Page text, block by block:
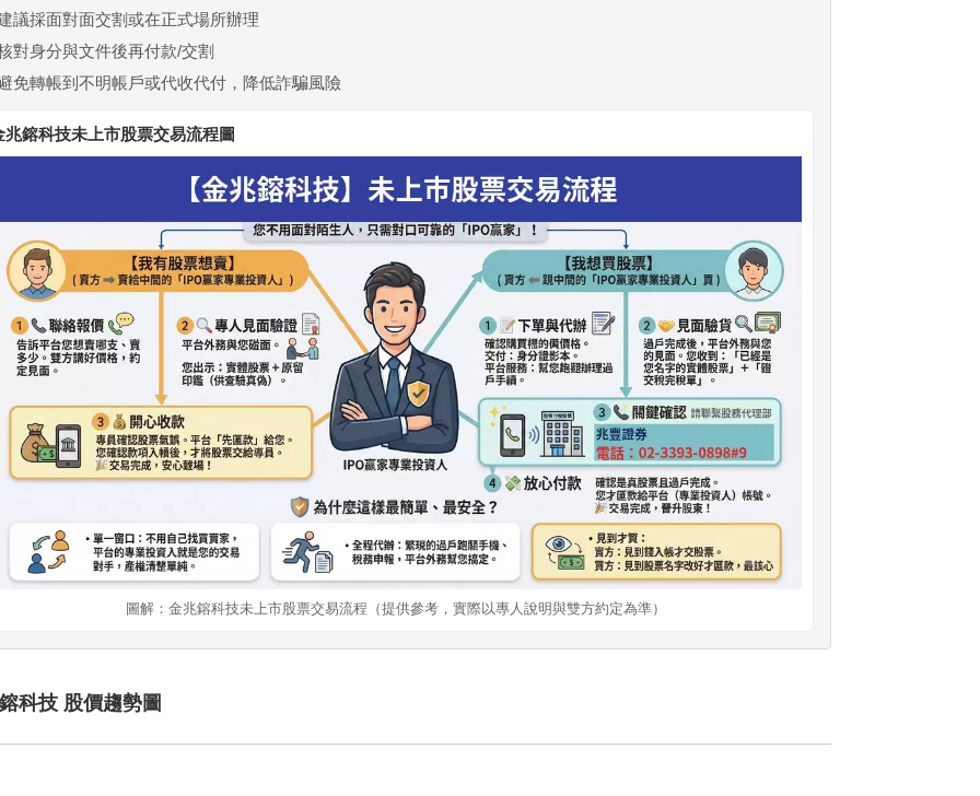
議採面對面交割或在正式場所辦理
對身分與文件後再付款/交割
免轉帳到不明帳戶或代收代付，降低詐騙風險
兆鎔科技未上市股票交易流程圖
圖解：金兆鎔科技未上市股票交易流程（提供參考，實際以專人說明與雙方約定為準）
科技 股價趨勢圖